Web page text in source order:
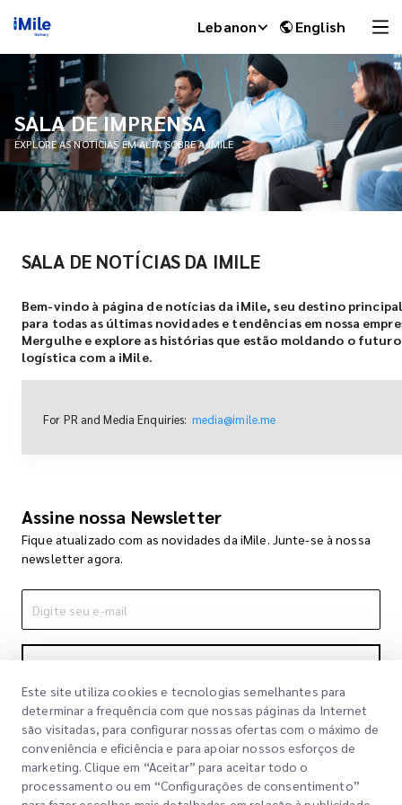
Lebanon English
SALA DE IMPRENSA
EXPLORE AS NOTÍCIAS EM ALTA SOBRE A IMILE
SALA DE NOTÍCIAS DA IMILE
Bem-vindo à página de notícias da iMile, seu destino
para todas as últimas novidades e tendências em nossa
Mergulhe e explore as histórias que estão moldando o
logística com a iMile.
For PR and Media Enquiries: media@imile.me
Assine nossa Newsletter
Fique atualizado com as novidades da iMile. Junte-se à nossa
newsletter agora.
Ao se inscrever, você concorda com nossa Política de
Privacidade
Política de Privacidade
Este site utiliza cookies e tecnologias semelhantes para
determinar a frequência com que nossas páginas da Internet
são visitadas, para configurar nossas ofertas com o máximo de
conveniência e eficiência e para apoiar nossos esforços de
marketing. Clique em “Aceitar” para aceitar todo o
processamento ou em “Configurações de consentimento”